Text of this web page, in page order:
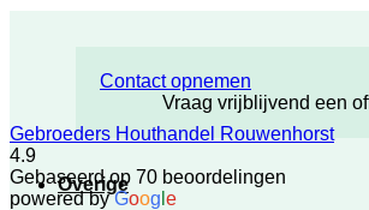
Contact opnemen
Vraag vrijblijvend een
Overige
Gebroeders Houthandel Rouwenhorst
4.9
Gebaseerd op 70 beoordelingen
powered byGoog e